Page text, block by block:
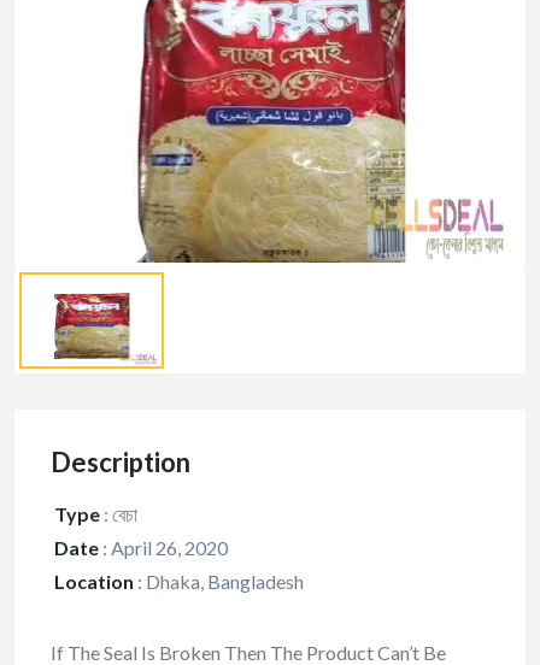
Description
Type : বেচা
Date : April 26, 2020
Location : Dhaka, Bangladesh
If The Seal Is Broken Then The Product Can’t Be